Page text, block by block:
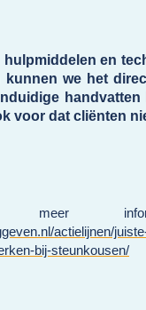
hulpmiddelen en
we het
voor dat cliënten
actielijnen/
bij-steunkousen/